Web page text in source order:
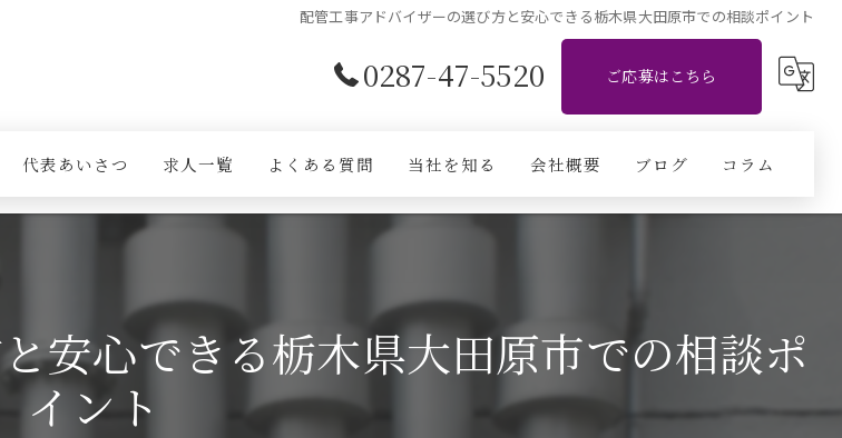
配管工事アドバイザーの選び方と安心できる栃木県大田原市での相談ポイント
0287-47-5520 ご応募はこちら
代表あいさつ 求人一覧 よくある質問 当社を知る
CADオペレーター
会社概要 ブログ コラム
安心できる栃木県大田原市での相談ポ
イント